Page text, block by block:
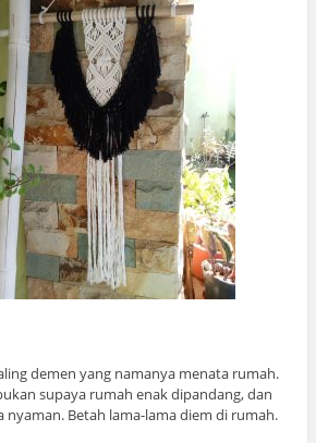
demen yang namanya menata rumah.
supaya rumah enak dipandang, dan
nyaman. Betah lama-lama diem di rumah.